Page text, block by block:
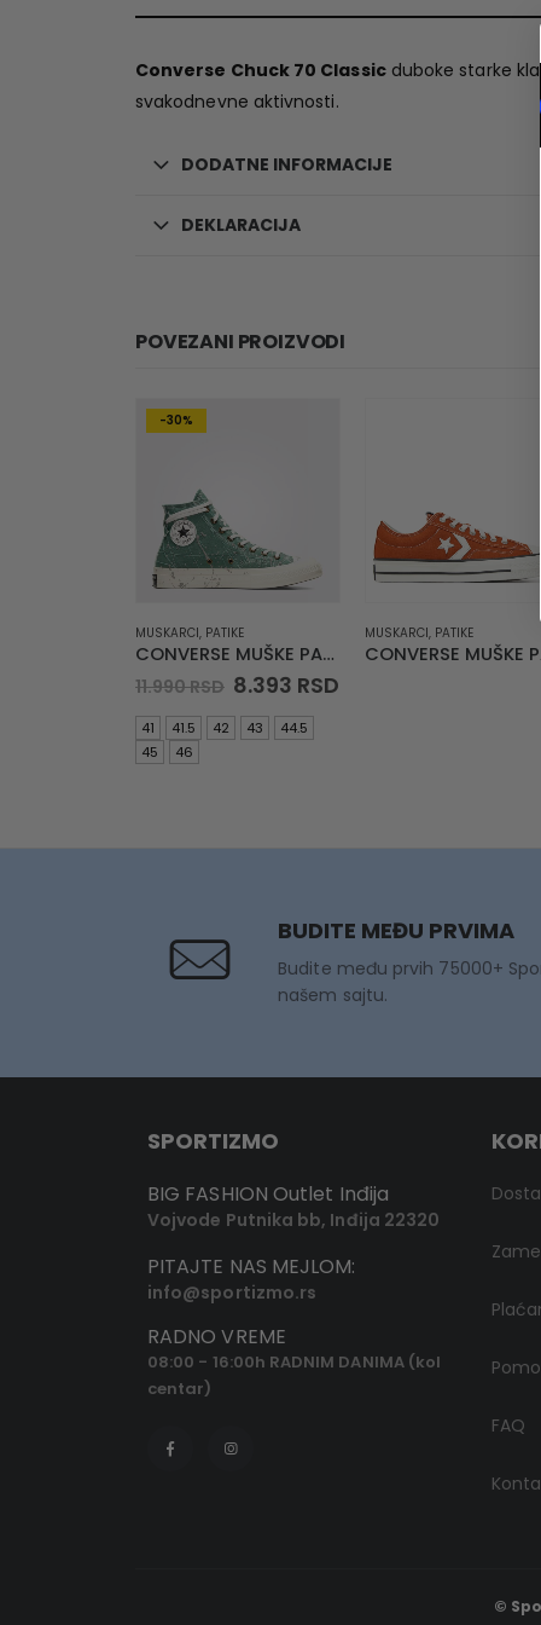
Converse Chuck 70 Classicduboke starke
svakodnevne aktivnosti.
DODATNE INFORMACIJE
DEKLARACIJA
POVEZANI PROIZVODI
-30%
MUSKARCI, PATIKE
CONVERSE MUŠKE PATIKE Chuck 70 Paint Splatter
11.990RSD Original
was:
11.990 RSD.
8.393 RSD
41 41.5 42 43
44.5
45
46
MUSKARCI, PATIKE
BUDITE MEĐU PRVIMA
Budite među prvih 75000+
našem sajtu.
SPORTIZMO
BIG FASHION Outlet Inđija
Vojvode Putnika bb, Inđija 22320
PITAJTE NAS MEJLOM:
info@sportizmo.rs
RADNO VREME
08:00 - 16:00h RADNIM DANIMA (kol
centar)
FAQ
©